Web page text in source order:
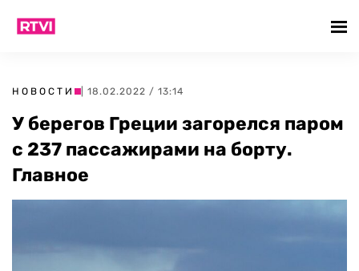
НОВОСТИ | 18.02.2022 / 13:14
У берегов Греции загорелся паром
с 237 пассажирами на борту.
Главное